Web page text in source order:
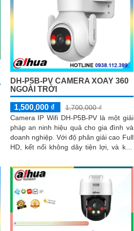
DH-P5B-PV CAMERA XOAY 360
NGOÀI TRỜI
1,500,000 ₫
1,700,000 ₫
Camera IP Wifi DH-P5B-PV là một giải
pháp an ninh hiệu quả cho gia đình và
doanh nghiệp. Với độ phân giải cao Full
HD, kết nối không dây tiện lợi, và khả
camera giúp bạn theo dõi mọi góc cạnh
một cách rõ ràng